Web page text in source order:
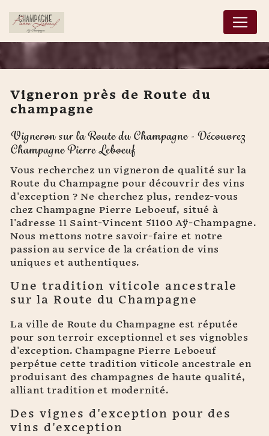
Vigneron près de Route
du champagne
Vigneron près de Route du
champagne
Vigneron sur la Route du Champagne - Découvrez
Champagne Pierre Leboeuf
Vous recherchez un vigneron de qualité sur la
Route du Champagne pour découvrir des vins
d'exception ? Ne cherchez plus, rendez-vous
chez Champagne Pierre Leboeuf, situé à
l'adresse 11 Saint-Vincent 51160 Aÿ-Champagne.
Nous mettons notre savoir-faire et notre
passion au service de la création de vins
uniques et authentiques.
Une tradition viticole ancestrale
sur la Route du Champagne
La ville de Route du Champagne est réputée
pour son terroir exceptionnel et ses vignobles
d'exception. Champagne Pierre Leboeuf
perpétue cette tradition viticole ancestrale en
produisant des champagnes de haute qualité,
alliant tradition et modernité.
Des vignes d'exception pour des
vins d'exception